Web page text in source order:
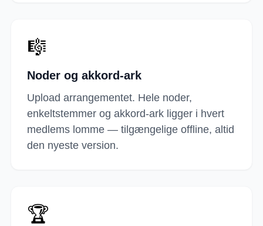
🎼
Noder og akkord-ark
Upload arrangementet. Hele noder,
enkeltstemmer og akkord-ark ligger i hvert
medlems lomme — tilgængelige offline, altid
den nyeste version.
🏆